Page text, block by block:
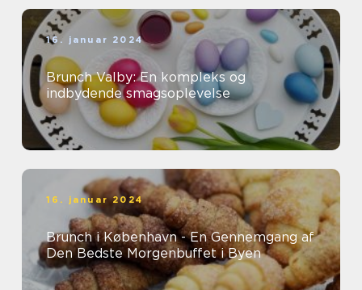
16. januar 2024
Brunch Valby: En kompleks og
indbydende smagsoplevelse
16. januar 2024
Brunch i København - En Gennemgang af
Den Bedste Morgenbuffet i Byen